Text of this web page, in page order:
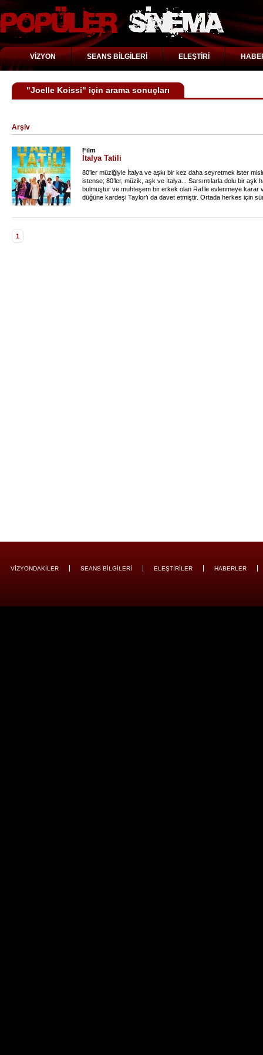
VİZYON SEANS BİLGİLERİ ELEŞTİRİ
"Joelle Koissi" için arama sonuçları
Arşiv
Film
İtalya Tatili
80’ler müziğiyle İtalya ve aşkı bir kez daha seyretmek ister
istense; 80’ler, müzik, aşk ve İtalya... Sarsıntılarla dolu bir aşk
bulmuştur ve muhteşem bir erkek olan Raf’le evlenmeye karar
düğüne kardeşi Taylor’ı da davet etmiştir. Ortada herkes için
1
VİZYONDAKİLER SEANS BİLGİLERİ ELEŞTİRİLER HABERLER